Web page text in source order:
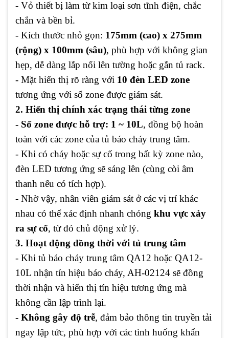
- Vỏ thiết bị làm từ kim loại sơn tĩnh điện, chắc
chắn và bền bỉ.
- Kích thước nhỏ gọn: 175mm (cao) x 275mm
(rộng) x 100mm (sâu), phù hợp với không gian
hẹp, dễ dàng lắp nổi lên tường hoặc gắn tủ rack.
- Mặt hiển thị rõ ràng với 10 đèn LED zone
tương ứng với số zone được giám sát.
2. Hiển thị chính xác trạng thái từng zone
- Số zone được hỗ trợ: 1 ~ 10L, đồng bộ hoàn
toàn với các zone của tủ báo cháy trung tâm.
- Khi có cháy hoặc sự cố trong bất kỳ zone nào,
đèn LED tương ứng sẽ sáng lên (cùng còi âm
thanh nếu có tích hợp).
- Nhờ vậy, nhân viên giám sát ở các vị trí khác
nhau có thể xác định nhanh chóng khu vực xảy
ra sự cố, từ đó chủ động xử lý.
3. Hoạt động đồng thời với tủ trung tâm
- Khi tủ báo cháy trung tâm QA12 hoặc QA12-
10L nhận tín hiệu báo cháy, AH-02124 sẽ đồng
thời nhận và hiển thị tín hiệu tương ứng mà
không cần lập trình lại.
- Không gây độ trễ, đảm bảo thông tin truyền tải
ngay lập tức, phù hợp với các tình huống khẩn